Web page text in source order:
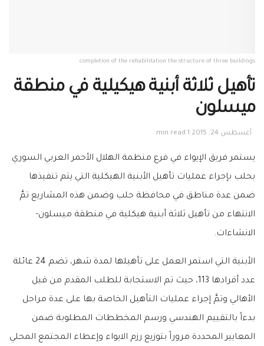
completion of the rehabilitation the structure of three buildings
تأهيل ثلاثة أبنية هيكيلية في منطقة
ميسلون
أغسطس 24, 2015 1 min read
يستمر فريق الإيواء‬ في فرع منظمة الهلال الأحمر‬العربي السوري
بحلب بإجراء عمليات تأهيل الأبنية الهيكلية التي يتم تنفيذها
ضمن عدة مناطق في محافظة حلب ‬ وضمن هذه المشاريع تمَّ
الانتهاء من تأهيل ثلاثة أبنية هيكلية في منطقة ميسلون‬-
الانشاءات.
الأبنية التي استمر العمل على تأهيلها لمدة شهر، تضم 24 عائلة
عدد أفرادها 113، حيث تم الاستجابة للطلب المقدم من قبل
الأهالي وتمَّ إجراء عمليات التأهيل الخاصة بها على عدة مراحل
بدءاً بالتقييم الهندسي ورسم المخططات المطلوبة ضمن
المعايير المحددة مروراً بتوزيع رزم الايواء وإعطاء المجتمع المحلي